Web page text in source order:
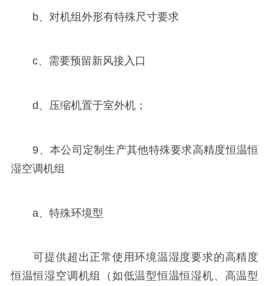
b、对机组外形有特殊尺寸要求
c、需要预留新风接入口
d、压缩机置于室外机；
9、本公司定制生产其他特殊要求高精度恒温恒
湿空调机组
a、特殊环境型
可提供超出正常使用环境温湿度要求的高精度
恒温恒湿空调机组（如低温型恒温恒湿机、高温型